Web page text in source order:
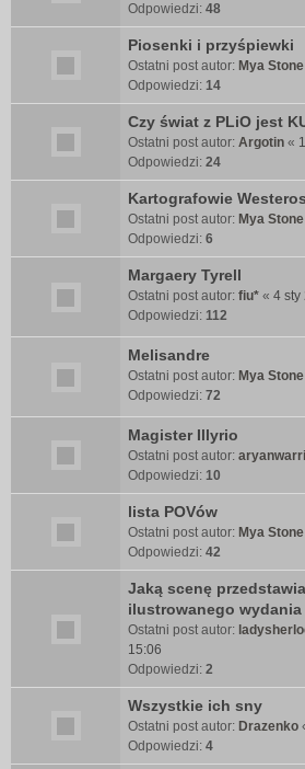
Odpowiedzi: 48
Piosenki i przyśpiewki
Ostatni post autor: Mya Stone
Odpowiedzi: 14
Czy świat z PLiO jest
Ostatni post autor: Argotin «
Odpowiedzi: 24
Kartografowie
Ostatni post autor: Mya Stone
Odpowiedzi: 6
Margaery Tyrell
Ostatni post autor: fiu* « 4 sty
Odpowiedzi: 112
Melisandre
Ostatni post autor: Mya Stone
Odpowiedzi: 72
Magister Illyrio
Ostatni post autor:
Odpowiedzi: 10
lista POVów
Ostatni post autor: Mya Stone
Odpowiedzi: 42
Jaką scenę
ilustrowanego wydania
Ostatni post autor:
15:06
Odpowiedzi: 2
Wszystkie ich sny
Ostatni post autor: Drazenko
Odpowiedzi: 4